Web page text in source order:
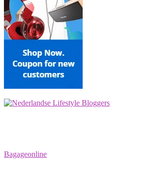
Bagageonline